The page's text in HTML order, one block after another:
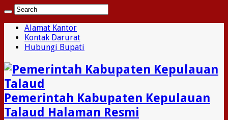
Alamat Kantor
Kontak Darurat
Hubungi Bupati
Pemerintah Kabupaten Kepulauan
Talaud Halaman Resmi